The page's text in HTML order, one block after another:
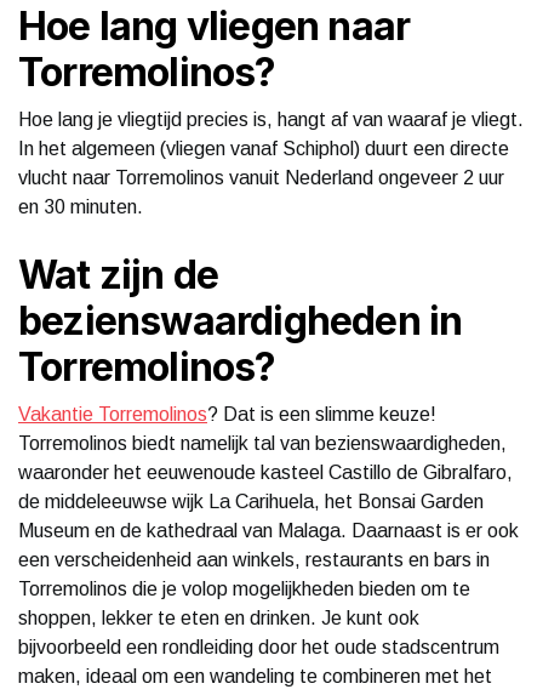
Hoe lang vliegen naar
Torremolinos?
Hoe lang je vliegtijd precies is, hangt af van waaraf je vliegt.
In het algemeen (vliegen vanaf Schiphol) duurt een directe
vlucht naar Torremolinos vanuit Nederland ongeveer 2 uur
en 30 minuten.
Wat zijn de
bezienswaardigheden in
Torremolinos?
Vakantie Torremolinos? Dat is een slimme keuze!
Torremolinos biedt namelijk tal van bezienswaardigheden,
waaronder het eeuwenoude kasteel Castillo de Gibralfaro,
de middeleeuwse wijk La Carihuela, het Bonsai Garden
Museum en de kathedraal van Malaga. Daarnaast is er ook
een verscheidenheid aan winkels, restaurants en bars in
Torremolinos die je volop mogelijkheden bieden om te
shoppen, lekker te eten en drinken. Je kunt ook
bijvoorbeeld een rondleiding door het oude stadscentrum
maken, ideaal om een wandeling te combineren met het